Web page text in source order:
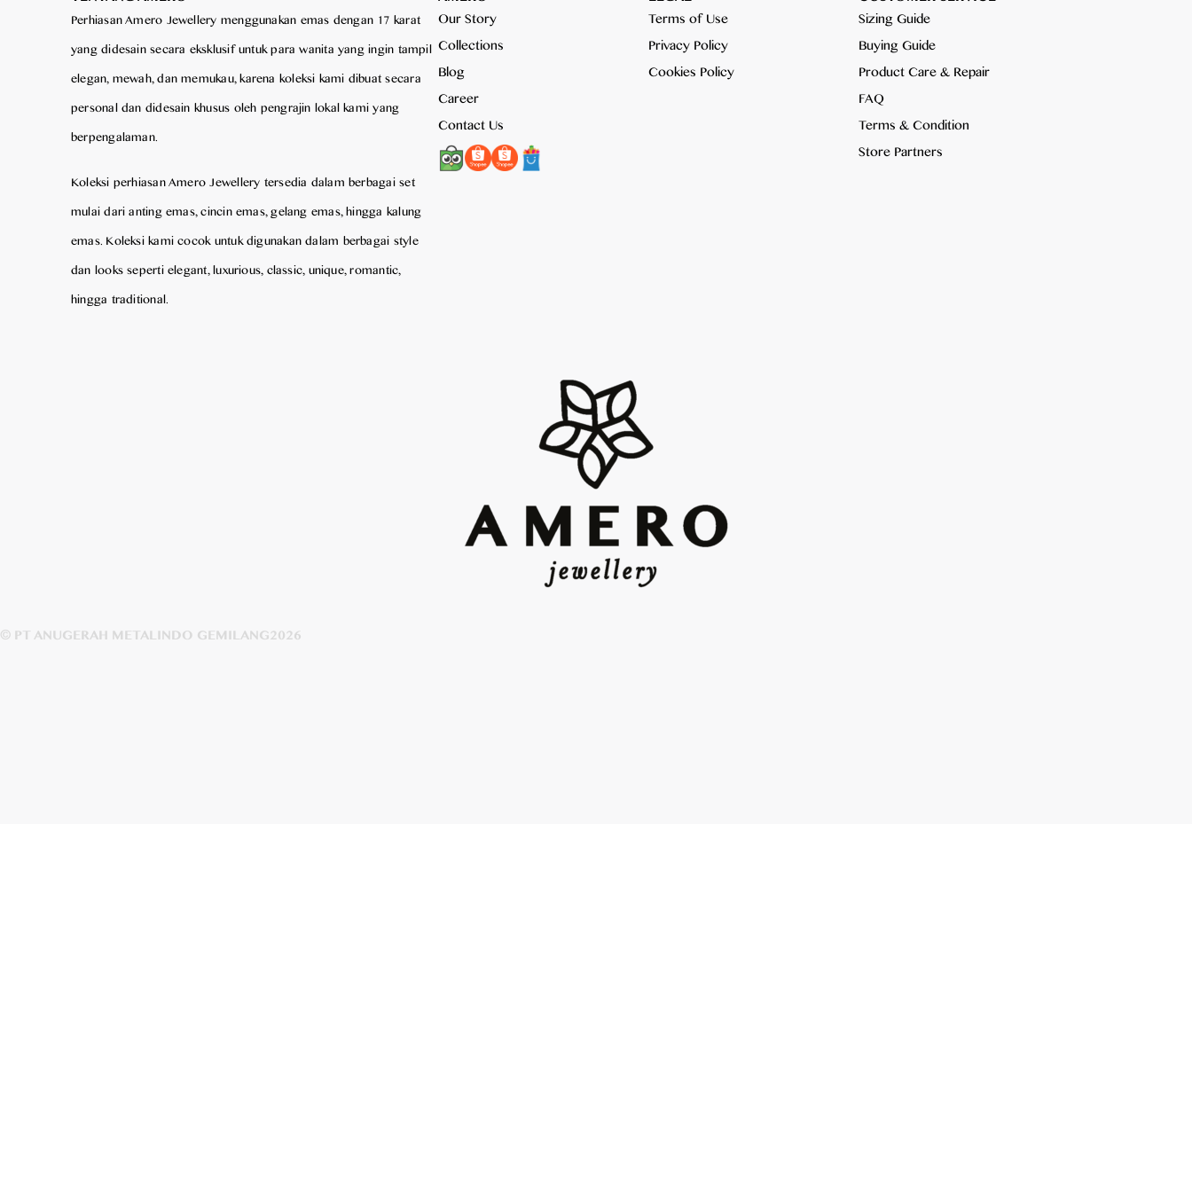
Perhiasan Amero Jewellery menggunakan emas dengan 17 karat
yang didesain secara eksklusif untuk para wanita yang ingin tampil
elegan, mewah, dan memukau, karena koleksi kami dibuat secara
personal dan didesain khusus oleh pengrajin lokal kami yang
berpengalaman.
Koleksi perhiasan Amero Jewellery tersedia dalam berbagai set
mulai dari anting emas, cincin emas, gelang emas, hingga kalung
emas. Koleksi kami cocok untuk digunakan dalam berbagai style
dan looks seperti elegant, luxurious, classic, unique, romantic,
hingga traditional.
Our Story
Collections
Blog
Career
Contact Us
Terms of Use
Privacy Policy
Cookies Policy
Sizing Guide
Buying Guide
Product Care & Repair
FAQ
Terms & Condition
Store Partners
© PT ANUGERAH METALINDO GEMILANG2026